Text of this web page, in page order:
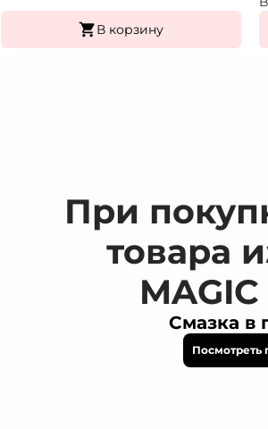
В корзину
При
товара
Смазка в
Посмотреть